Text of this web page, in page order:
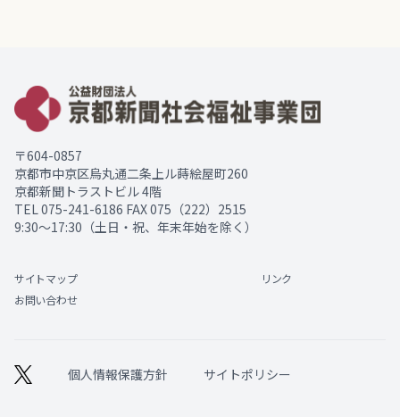
〒604-0857
京都市中京区烏丸通二条上ル蒔絵屋町260
京都新聞トラストビル 4階
TEL075-241-6186 FAX 075（222）2515
9:30～17:30（土日・祝、年末年始を除く）
サイトマップ
リンク
お問い合わせ
個人情報保護方針 サイトポリシー